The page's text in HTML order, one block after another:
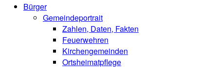
Bürger
Gemeindeportrait
Zahlen, Daten, Fakten
Feuerwehren
Kirchengemeinden
Ortsheimatpflege